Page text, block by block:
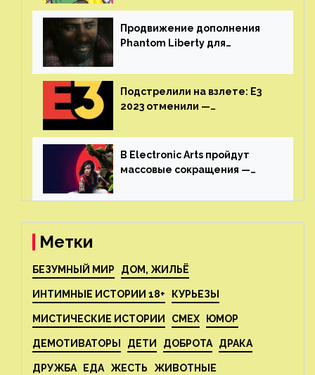
аниме от Netflix
Продвижение дополнения
Phantom Liberty для
июне
Подстрелили на взлете: E3
2023 отменили —
выставка не вернется
В Electronic Arts пройдут
массовые сокращения —
реструктуризацию
Метки
БЕЗУМНЫЙ МИР ДОМ, ЖИЛЬЁ
ИНТИМНЫЕ ИСТОРИИ 18+ КУРЬЕЗЫ
МИСТИЧЕСКИЕ ИСТОРИИ СМЕХ ЮМОР
ДЕМОТИВАТОРЫ ДЕТИ ДОБРОТА ДРАКА
ДРУЖБА ЕДА ЖЕСТЬ ЖИВОТНЫЕ